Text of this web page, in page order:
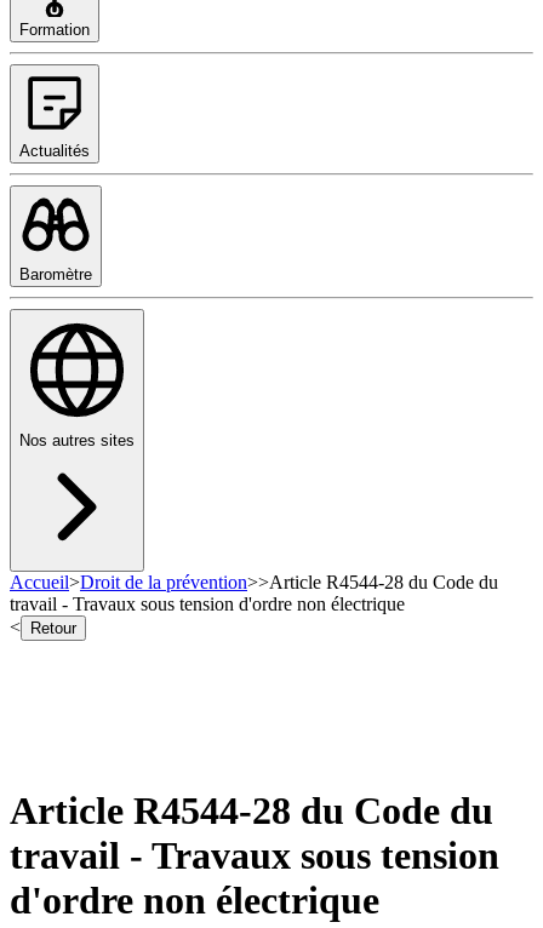
Formation
Actualités
Baromètre
Nos autres sites
Accueil>Droit de la prévention>>Article R4544-28 du Code du
travail - Travaux sous tension d'ordre non électrique
<
Retour
Article R4544-28 du Code du
travail - Travaux sous tension
d'ordre non électrique